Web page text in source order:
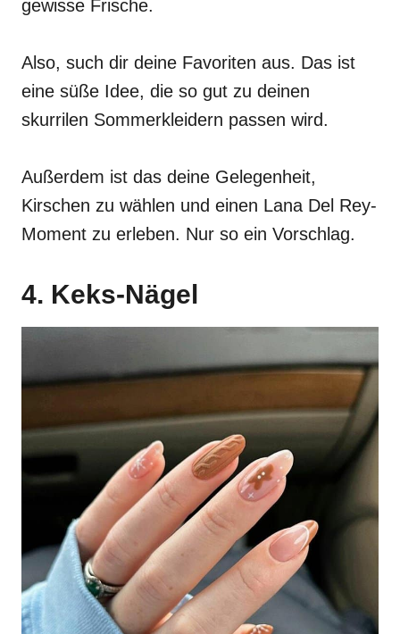
gewisse Frische.
Also, such dir deine Favoriten aus. Das ist
eine süße Idee, die so gut zu deinen
skurrilen Sommerkleidern passen wird.
Außerdem ist das deine Gelegenheit,
Kirschen zu wählen und einen Lana Del Rey-
Moment zu erleben. Nur so ein Vorschlag.
4. Keks-Nägel